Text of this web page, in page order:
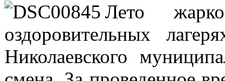
Лето
оздоровительных
Николаевского